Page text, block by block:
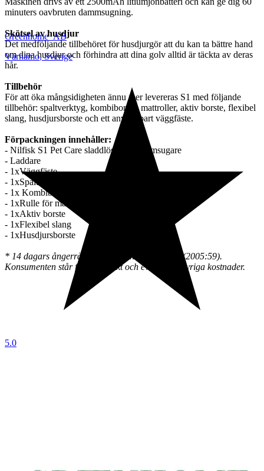
minuters oavbruten dammsugning.
Skötsel av husdjur
Det medföljande tillbehöret för husdjurgör att du kan ta bättre hand
om dina husdjur och förhindra att dina golv alltid är täckta av deras
hår.
Tillbehör
För att öka mångsidigheten ännu mer levereras S1 med följande
tillbehör: spaltverktyg, kombiborste, mattroller, aktiv borste, flexibel
slang, husdjursborste och ett användbart väggfäste.
Förpackningen innehåller:
- Nilfisk S1 Pet Care sladdlös skaftdammsugare
- Laddare
- 1xVäggfäste
- 1xSpaltmunnstycke
- 1x Kombiborste
- 1xRulle för mattor
- 1xAktiv borste
- 1xFlexibel slang
- 1xHusdjursborste
* 14 dagars ångerrätt enligt distansavtalslagen (2005:59).
Konsumenten står för returfrakt och eventuella övriga kostnader.
Greenhome_AB
Värnamo,Sverige
5.0